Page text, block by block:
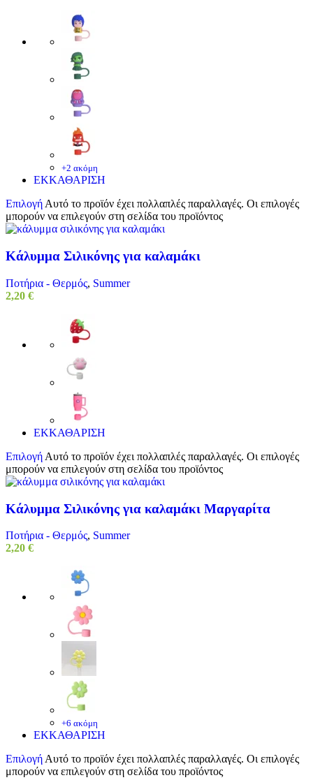
+2 ακόμη
ΕΚΚΑΘΑΡΙΣΗ
ΕπιλογήΑυτό το προϊόν έχει πολλαπλές παραλλαγές. Οι επιλογές
μπορούν να επιλεγούν στη σελίδα του προϊόντος
Κάλυμμα Σιλικόνης για καλαμάκι
Ποτήρια - Θερμός, Summer
2,20 €
ΕΚΚΑΘΑΡΙΣΗ
Επιλογή Αυτό το προϊόν έχει πολλαπλές παραλλαγές. Οι επιλογές
μπορούν να επιλεγούν στη σελίδα του προϊόντος
Κάλυμμα Σιλικόνης για καλαμάκι Μαργαρίτα
Ποτήρια - Θερμός, Summer
2,20 €
+6 ακόμη
ΕΚΚΑΘΑΡΙΣΗ
Επιλογή Αυτό το προϊόν έχει πολλαπλές παραλλαγές. Οι επιλογές
μπορούν να επιλεγούν στη σελίδα του προϊόντος